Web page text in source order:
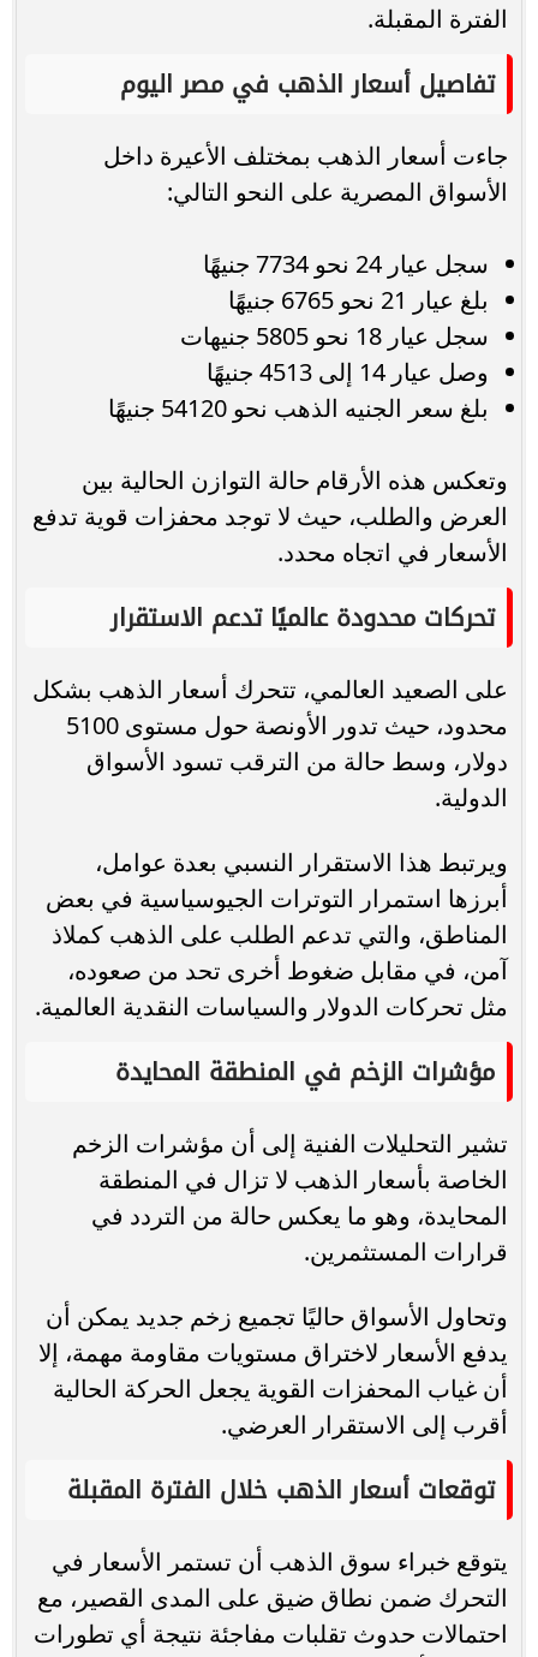
الفترة المقبلة.
تفاصيل أسعار الذهب في مصر اليوم
جاءت أسعار الذهب بمختلف الأعيرة داخل
الأسواق المصرية على النحو التالي:
سجل عيار 24 نحو 7734 جنيهًا
بلغ عيار 21 نحو 6765 جنيهًا
سجل عيار 18 نحو 5805 جنيهات
وصل عيار 14 إلى 4513 جنيهًا
بلغ سعر الجنيه الذهب نحو 54120 جنيهًا
وتعكس هذه الأرقام حالة التوازن الحالية بين
العرض والطلب، حيث لا توجد محفزات قوية تدفع
الأسعار في اتجاه محدد.
تحركات محدودة عالميًا تدعم الاستقرار
على الصعيد العالمي، تتحرك أسعار الذهب بشكل
محدود، حيث تدور الأونصة حول مستوى 5100
دولار، وسط حالة من الترقب تسود الأسواق
الدولية.
ويرتبط هذا الاستقرار النسبي بعدة عوامل،
أبرزها استمرار التوترات الجيوسياسية في بعض
المناطق، والتي تدعم الطلب على الذهب كملاذ
آمن، في مقابل ضغوط أخرى تحد من صعوده،
مثل تحركات الدولار والسياسات النقدية العالمية.
مؤشرات الزخم في المنطقة المحايدة
تشير التحليلات الفنية إلى أن مؤشرات الزخم
الخاصة بأسعار الذهب لا تزال في المنطقة
المحايدة، وهو ما يعكس حالة من التردد في
قرارات المستثمرين.
وتحاول الأسواق حاليًا تجميع زخم جديد يمكن أن
يدفع الأسعار لاختراق مستويات مقاومة مهمة، إلا
أن غياب المحفزات القوية يجعل الحركة الحالية
أقرب إلى الاستقرار العرضي.
توقعات أسعار الذهب خلال الفترة المقبلة
يتوقع خبراء سوق الذهب أن تستمر الأسعار في
التحرك ضمن نطاق ضيق على المدى القصير، مع
احتمالات حدوث تقلبات مفاجئة نتيجة أي تطورات